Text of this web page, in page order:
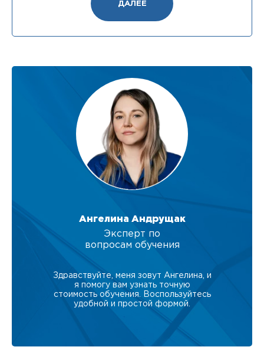
ДАЛЕЕ
Ангелина Андрущак
Эксперт по
вопросам обучения
Здравствуйте, меня зовут Ангелина, и
я помогу вам узнать точную
стоимость обучения. Воспользуйтесь
удобной и простой формой.